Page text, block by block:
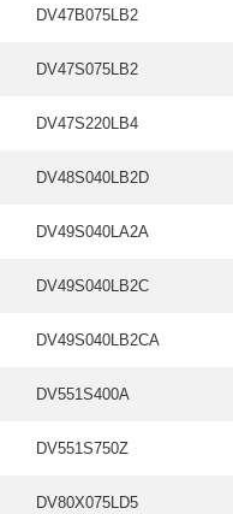
DV47B075LB2
DV47S075LB2
DV47S220LB4
DV48S040LB2D
DV49S040LA2A
DV49S040LB2C
DV49S040LB2CA
DV551S400A
DV551S750Z
DV80X075LD5